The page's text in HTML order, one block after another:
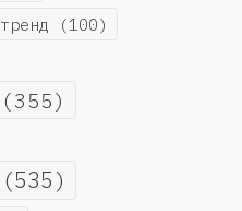
тренд (100)
(355)
(535)